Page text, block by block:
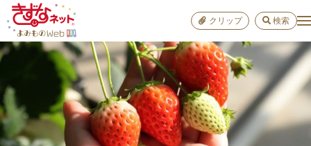
クリップ 検索
小学
お出
おすすめ
学び